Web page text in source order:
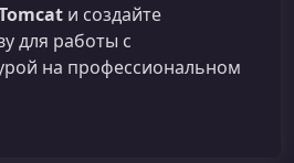
и создайте
для работы с
на профессиональном